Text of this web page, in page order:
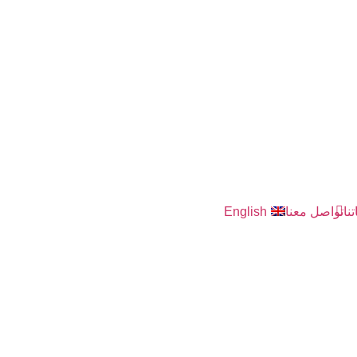
تواصل معنا English